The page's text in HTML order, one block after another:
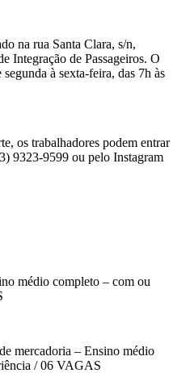
na rua Santa Clara, s/n,
Integração de Passageiros. O
à sexta-feira, das 7h às
os trabalhadores podem entrar
9323-9599 ou pelo Instagram
médio completo – com ou
mercadoria – Ensino médio
/ 06 VAGAS